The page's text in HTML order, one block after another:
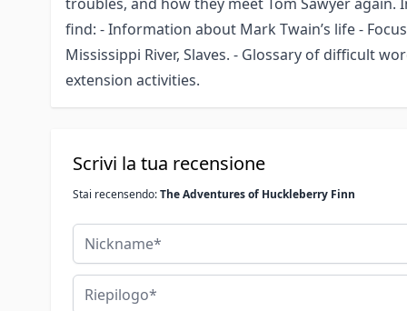
find: - Information about Mark Twain’s life -
Mississippi River, Slaves. - Glossary of difficult
extension activities.
Scrivi la tua recensione
Stai recensendo:The Adventures of Huckleberry Finn
Nickname
Riepilogo